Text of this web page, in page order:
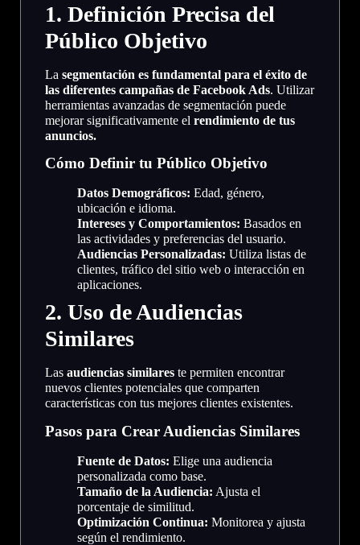
1. Definición Precisa del
Público Objetivo
La segmentación es fundamental para el éxito de
las diferentes campañas de Facebook Ads. Utilizar
herramientas avanzadas de segmentación puede
mejorar significativamente el rendimiento de tus
anuncios.
Cómo Definir tu Público Objetivo
Datos Demográficos: Edad, género,
ubicación e idioma.
Intereses y Comportamientos: Basados en
las actividades y preferencias del usuario.
Audiencias Personalizadas: Utiliza listas de
clientes, tráfico del sitio web o interacción en
aplicaciones.
2. Uso de Audiencias
Similares
Las audiencias similares te permiten encontrar
nuevos clientes potenciales que comparten
características con tus mejores clientes existentes.
Pasos para Crear Audiencias Similares
Fuente de Datos: Elige una audiencia
personalizada como base.
Tamaño de la Audiencia: Ajusta el
porcentaje de similitud.
Optimización Continua: Monitorea y ajusta
según el rendimiento.